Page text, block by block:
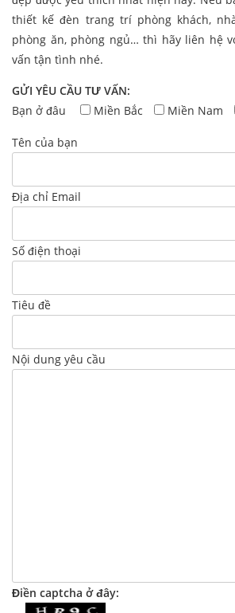
thiết kế đèn trang trí phòng khách,
phòng ăn, phòng ngủ… thì hãy liên hệ
vấn tận tình nhé.
GỬI YÊU CẦU TƯ VẤN:
Bạn ở đâu
Miền Bắc Miền Nam
Tên của bạn
Địa chỉ Email
Số điện thoại
Tiêu đề
Nội dung yêu cầu
Điền captcha ở đây: